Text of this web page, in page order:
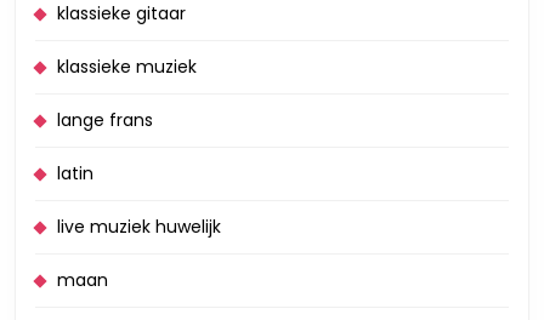
klassieke gitaar
klassieke muziek
lange frans
latin
live muziek huwelijk
maan